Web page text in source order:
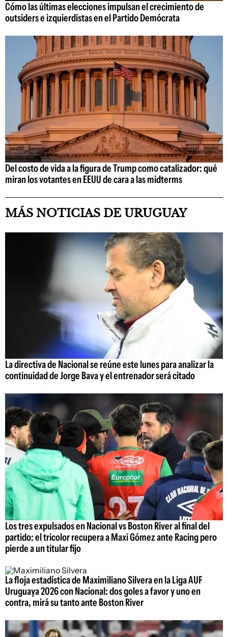
Cómo las últimas elecciones impulsan el crecimiento de
outsiders e izquierdistas en el Partido Demócrata
Del costo de vida a la figura de Trump como catalizador: qué
miran los votantes en EEUU de cara a las midterms
MÁS NOTICIAS DE URUGUAY
La directiva de Nacional se reúne este lunes para analizar la
continuidad de Jorge Bava y el entrenador será citado
Los tres expulsados en Nacional vs Boston River al final del
partido: el tricolor recupera a Maxi Gómez ante Racing pero
pierde a un titular fijo
La floja estadística de Maximiliano Silvera en la Liga AUF
Uruguaya 2026 con Nacional: dos goles a favor y uno en
contra, mirá su tanto ante Boston River